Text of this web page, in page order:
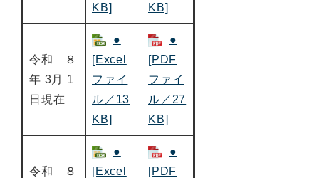
KB]
KB]
令和 ８
年 3月 1
日現在
●
[Excel
ファイ
ル／13
KB]
●
[PDF
ファイ
ル／27
KB]
令和 ８
●
[Excel
●
[PDF